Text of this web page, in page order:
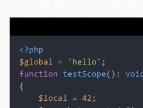
<?php
$global = 'hello'
function
testScope ( ):
{
$local = 42 ;